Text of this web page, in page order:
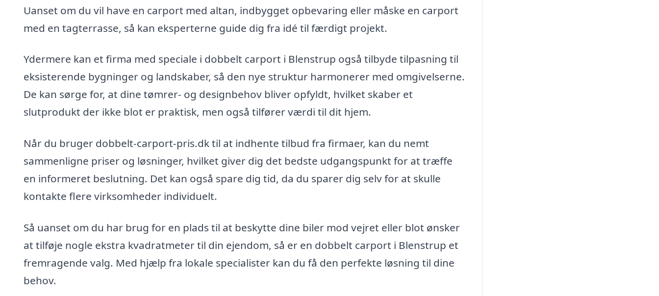
Uanset om du vil have en carport med altan, indbygget opbevaring eller måske en carport
med en tagterrasse, så kan eksperterne guide dig fra idé til færdigt projekt.
Ydermere kan et firma med speciale i dobbelt carport i Blenstrup også tilbyde tilpasning til
eksisterende bygninger og landskaber, så den nye struktur harmonerer med omgivelserne.
De kan sørge for, at dine tømrer- og designbehov bliver opfyldt, hvilket skaber et
slutprodukt der ikke blot er praktisk, men også tilfører værdi til dit hjem.
Når du bruger dobbelt-carport-pris.dk til at indhente tilbud fra firmaer, kan du nemt
sammenligne priser og løsninger, hvilket giver dig det bedste udgangspunkt for at træffe
en informeret beslutning. Det kan også spare dig tid, da du sparer dig selv for at skulle
kontakte flere virksomheder individuelt.
Så uanset om du har brug for en plads til at beskytte dine biler mod vejret eller blot ønsker
at tilføje nogle ekstra kvadratmeter til din ejendom, så er en dobbelt carport i Blenstrup et
fremragende valg. Med hjælp fra lokale specialister kan du få den perfekte løsning til dine
behov.